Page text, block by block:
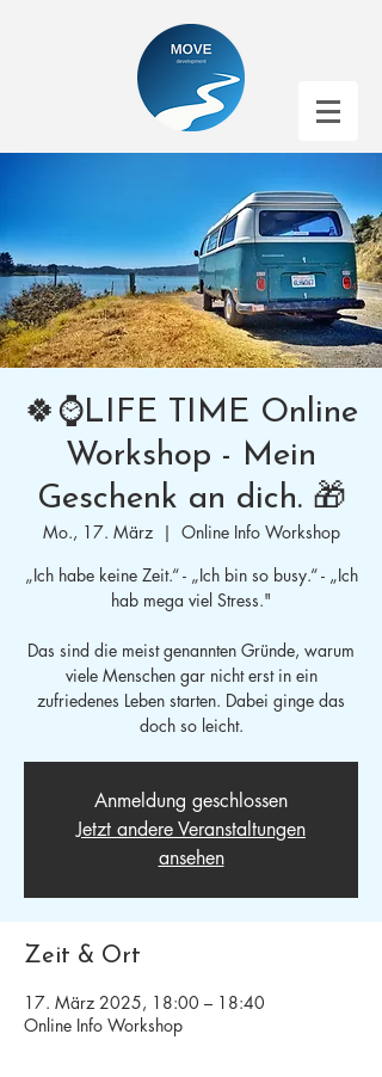
🍀⌚️LIFE TIME Online
Workshop - Mein
Geschenk an dich. 🎁
Mo., 17. März
  |
Online Info Workshop
„Ich habe keine Zeit.“ - „Ich bin so busy.“ - „Ich
hab mega viel Stress."
Das sind die meist genannten Gründe, warum
viele Menschen gar nicht erst in ein
zufriedenes Leben starten. Dabei ginge das
doch so leicht.
Anmeldung geschlossen
Jetzt andere Veranstaltungen
ansehen
Zeit & Ort
17. März 2025, 18:00 – 18:40
Online Info Workshop